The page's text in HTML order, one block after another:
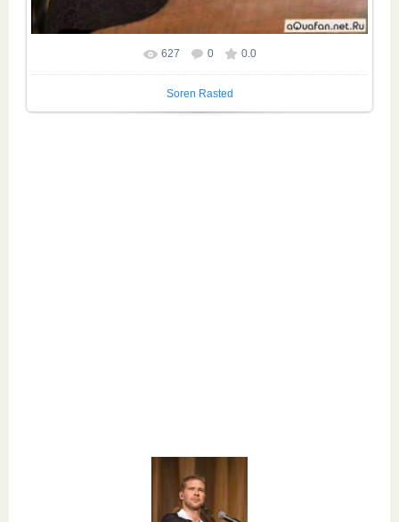
Размер фотографии: 556x890
627 0 0.0
Soren Rasted